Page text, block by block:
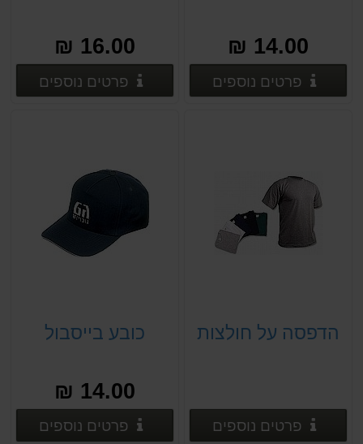
14.00 ₪
פרטים נוספים פרטים נוספים
16.00 ₪
פרטים נוספים
הדפסה על חולצות
פרטים נוספים פרטים נוספים
כובע בייסבול
14.00 ₪
פרטים נוספים